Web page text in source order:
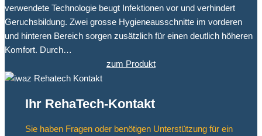
verwendete Technologie beugt Infektionen vor und verhindert
Geruchsbildung. Zwei grosse Hygieneausschnitte im vorderen
und hinteren Bereich sorgen zusätzlich für einen deutlich höheren
Komfort. Durch…
zum Produkt
Ihr RehaTech-Kontakt
Sie haben Fragen oder benötigen Unterstützung für ein